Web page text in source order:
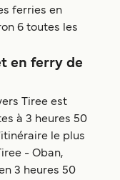
ferries en
6 toutes les
en ferry de
Tiree est
à 3 heures 50
le plus
- Oban,
3 heures 50